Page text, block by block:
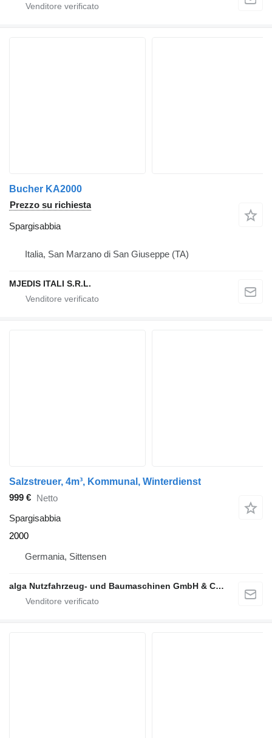
Bucher KA2000
Prezzo su richiesta
Spargisabbia
Italia, San Marzano di San Giuseppe (TA)
MJEDIS ITALI S.R.L.
Salzstreuer, 4m³, Kommunal, Winterdienst
999 € Netto
Spargisabbia
2000
Germania, Sittensen
alga Nutzfahrzeug- und Baumaschinen GmbH & Co. KG